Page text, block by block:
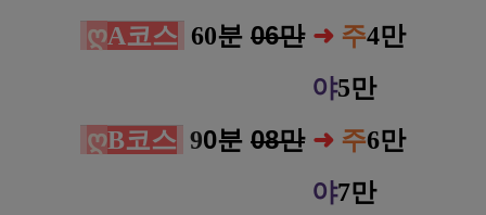
ღA코스 60분 06만 ➜ 주4만
야5만
ღB코스 90분 08만 ➜ 주6만
야7만